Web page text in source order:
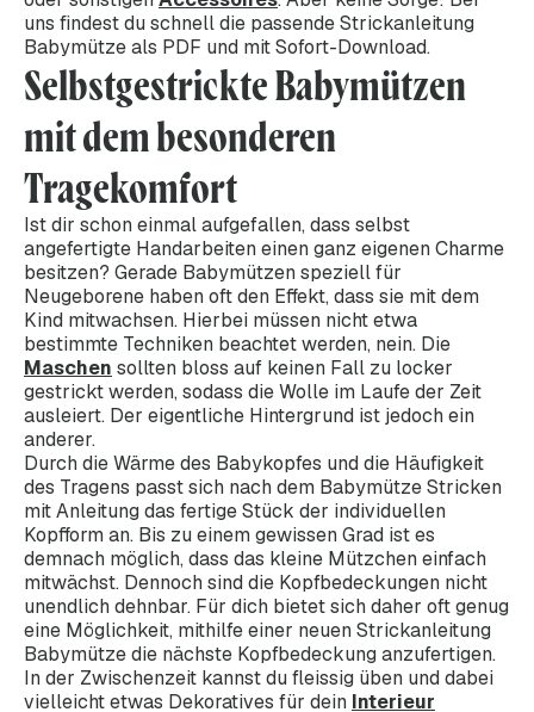
uns findest du schnell die passende Strickanleitung
Babymütze als PDF und mit Sofort-Download.
Selbstgestrickte Babymützen
mit dem besonderen
Tragekomfort
Ist dir schon einmal aufgefallen, dass selbst
angefertigte Handarbeiten einen ganz eigenen Charme
besitzen? Gerade Babymützen speziell für
Neugeborene haben oft den Effekt, dass sie mit dem
Kind mitwachsen. Hierbei müssen nicht etwa
bestimmte Techniken beachtet werden, nein. Die
Maschen sollten bloss auf keinen Fall zu locker
gestrickt werden, sodass die Wolle im Laufe der Zeit
ausleiert. Der eigentliche Hintergrund ist jedoch ein
anderer.
Durch die Wärme des Babykopfes und die Häufigkeit
des Tragens passt sich nach dem Babymütze Stricken
mit Anleitung das fertige Stück der individuellen
Kopfform an. Bis zu einem gewissen Grad ist es
demnach möglich, dass das kleine Mützchen einfach
mitwächst. Dennoch sind die Kopfbedeckungen nicht
unendlich dehnbar. Für dich bietet sich daher oft genug
eine Möglichkeit, mithilfe einer neuen Strickanleitung
Babymütze die nächste Kopfbedeckung anzufertigen.
In der Zwischenzeit kannst du fleissig üben und dabei
vielleicht etwas Dekoratives für dein Interieur